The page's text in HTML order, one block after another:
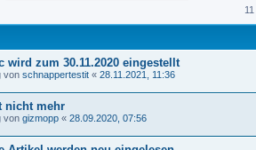
wird zum 30.11.2020 eingestellt
von schnappertestit « 28.11.2021, 11:36
nicht mehr
von gizmopp « 28.09.2020, 07:56